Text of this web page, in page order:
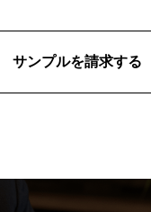
サンプルを請求する